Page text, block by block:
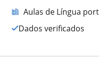
Aulas de Língua
Dados verificados